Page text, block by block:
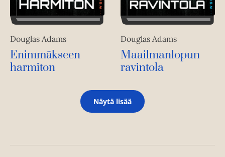
Douglas Adams
Enimmäkseen
harmiton
Douglas Adams
Maailmanlopun
ravintola
Näytä lisää